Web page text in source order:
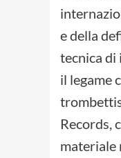
e della
tecnica di
il legame
Records,
materiale